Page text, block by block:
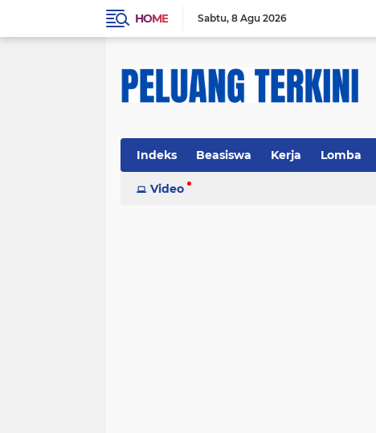
HOME Sabtu 8 Agu 2026
Indeks Beasiswa Kerja Lomba
Video